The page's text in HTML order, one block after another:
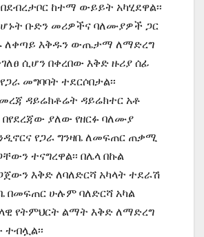
ከተማ ውይይት አካሂደዋል፡፡
ቡድን መሪዎችና ባለሙያዎች ጋር
ለቀጣይ እቅዱን ውጤታማ ለማድረግ
ሲሆን በቀረበው እቅድ ዙሪያ ሰፊ
መግባባት ተደርሶበታል፡፡
ዳይሬክቶሬት ዳይሬክተር አቶ
ያለው የዘርፉ ባለሙያ
የጋራ ግንዛቤ ለመፍጠር ጠቃሚ
ተናግረዋል፡፡ በሌላ በኩል
እቅድ ለባለድርሻ አካላት ተደራሽ
በመፍጠር ሁሉም ባለድርሻ አካል
የትምህርት ልማት እቅድ ለማድረግ
ተብሏል፡፡